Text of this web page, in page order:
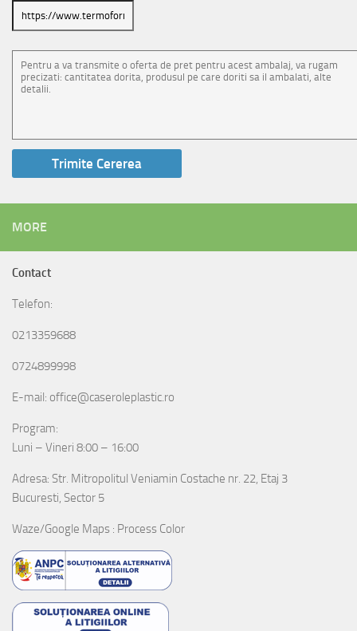
MORE
Contact
Telefon:
0213359688
0724899998
E-mail: office@caseroleplastic.ro
Program:
Luni – Vineri 8:00 – 16:00
Adresa: Str. Mitropolitul Veniamin Costache nr. 22, Etaj 3
Bucuresti, Sector 5
Waze/Google Maps : Process Color